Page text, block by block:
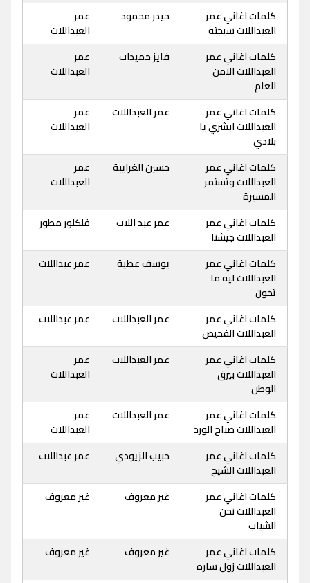
كلمات اغاني عمر
العبداللات سيجته
حيدر محمود
عمر
العبداللات
كلمات اغاني عمر
العبداللات الامن
العام
فايز حميدات
عمر
العبداللات
كلمات اغاني عمر
العبداللات ابشري يا
بلادي
عمر العبداللات
عمر
العبداللات
كلمات اغاني عمر
العبداللات وتستمر
المسيرة
حسين الغرايبة
عمر
العبداللات
كلمات اغاني عمر
العبداللات جيشنا
عمر عبد اللات فلكلور مطور
كلمات اغاني عمر
العبداللات ليه ما
تخون
يوسف عطية عمر عبداللات
كلمات اغاني عمر
العبداللات الفحيص
عمر العبداللات عمر عبداللات
كلمات اغاني عمر
العبداللات بيرق
الوطن
عمر العبداللات
عمر
العبداللات
كلمات اغاني عمر
العبداللات صباح الورد
عمر العبداللات
عمر
العبداللات
كلمات اغاني عمر
العبداللات الشيح
حبيب الزيودي عمر عبداللات
كلمات اغاني عمر
العبداللات نحن
الشباب
غير معروف غير معروف
كلمات اغاني عمر
العبداللات زول ساره
غير معروف غير معروف